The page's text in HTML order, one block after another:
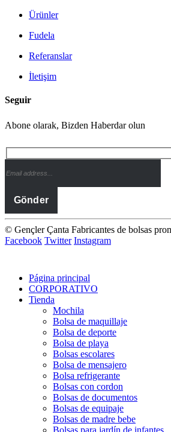
Ürünler
Fudela
Referanslar
İletişim
Seguir
Abone olarak, Bizden Haberdar olun
© Gençler Çanta Fabricantes de bolsas
Facebook Twitter Instagram
Página principal
CORPORATIVO
Tienda
Mochila
Bolsa de maquillaje
Bolsa de deporte
Bolsa de playa
Bolsas escolares
Bolsa de mensajero
Bolsa refrigerante
Bolsas con cordon
Bolsas de documentos
Bolsas de equipaje
Bolsas de madre bebe
Bolsas para jardín de infantes